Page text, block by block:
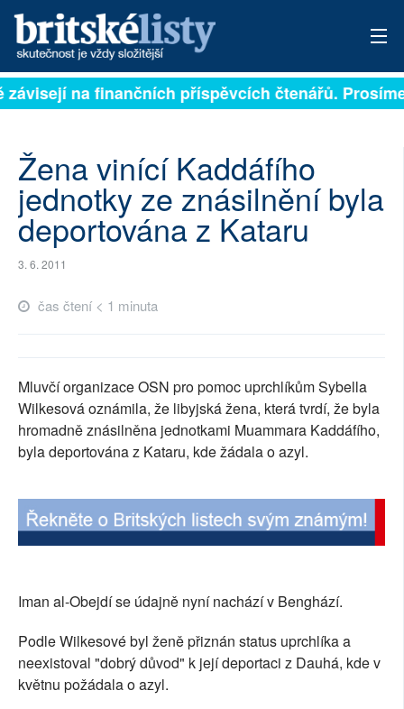
PŘIHLÁSIT
ARCHIV
ROZHOVORY
TÉMATA
NEJČTENĚJŠÍ ZA 7 DNÍ
PŘÍSPĚVKY NA PROVOZ
SOCIÁLNÍ SÍTĚ
PLNÁ VERZE STRÁNEK
na finančních příspěvcích čtenářů.
Žena vinící Kaddáfího
jednotky ze znásilnění byla
deportována z Kataru
3. 6. 2011
čas čtení < 1 minuta
Mluvčí organizace OSN pro pomoc uprchlíkům Sybella
Wilkesová oznámila, že libyjská žena, která tvrdí, že byla
hromadně znásilněna jednotkami Muammara Kaddáfího,
byla deportována z Kataru, kde žádala o azyl.
Iman al-Obejdí se údajně nyní nachází v Benghází.
Podle Wilkesové byl ženě přiznán status uprchlíka a
neexistoval "dobrý důvod" k její deportaci z Dauhá, kde v
květnu požádala o azyl.